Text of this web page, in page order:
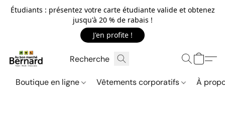
Étudiants : présentez votre carte étudiante valide et obtenez
jusqu'à 20 % de rabais !
J'en profite !
Boutique en ligne Vêtements corporatifs À